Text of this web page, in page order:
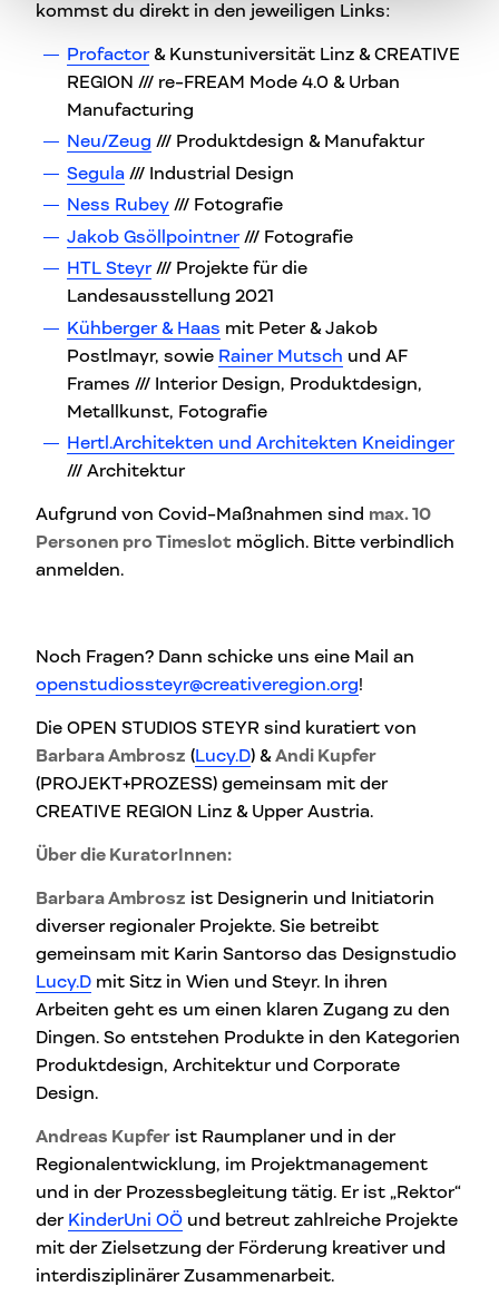
kommst du direkt in den jeweiligen Links:
Profactor& Kunstuniversität Linz & CREATIVE
REGION /// re-FREAM Mode 4.0 & Urban
Manufacturing
Neu/Zeug /// Produktdesign & Manufaktur
Segula /// Industrial Design
Ness Rubey /// Fotografie
Jakob Gsöllpointner/// Fotografie
HTL Steyr/// Projekte für die
Landesausstellung 2021
Kühberger & Haas mit Peter & Jakob
Postlmayr, sowie Rainer Mutsch und AF
Frames /// Interior Design, Produktdesign,
Metallkunst, Fotografie
Hertl.Architekten und Architekten Kneidinger
/// Architektur
Aufgrund von Covid-Maßnahmen sind max. 10
Personen pro Timeslot möglich. Bitte verbindlich
anmelden.
Noch Fragen? Dann schicke uns eine Mail an
openstudiossteyr@creativeregion.org!
Die OPEN STUDIOS STEYR sind kuratiert von
Barbara Ambrosz (Lucy.D) &Andi Kupfer
(PROJEKT+PROZESS) gemeinsam mit der
CREATIVE REGION Linz & Upper Austria.
Über die KuratorInnen:
Barbara Ambrosz ist Designerin und Initiatorin
diverser regionaler Projekte. Sie betreibt
gemeinsam mit Karin Santorso das Designstudio
Lucy.D mit Sitz in Wien und Steyr. In ihren
Arbeiten geht es um einen klaren Zugang zu den
Dingen. So entstehen Produkte in den Kategorien
Produktdesign, Architektur und Corporate
Design.
Andreas Kupfer ist Raumplaner und in der
Regionalentwicklung, im Projektmanagement
und in der Prozessbegleitung tätig. Er ist „Rektor“
der KinderUni OÖ und betreut zahlreiche Projekte
mit der Zielsetzung der Förderung kreativer und
interdisziplinärer Zusammenarbeit.